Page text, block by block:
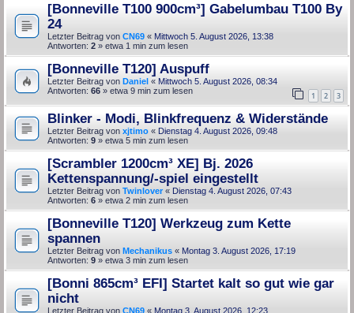
[Bonneville T100 900cm³] Gabelumbau T100 By
24
Letzter Beitrag von CN69 « Mittwoch 5. August 2026, 13:38
Antworten: 2 » etwa 1 min zum lesen
[Bonneville T120] Auspuff
Letzter Beitrag von Daniel « Mittwoch 5. August 2026, 08:34
Antworten: 66 1 2 3
» etwa 9 min zum lesen
Blinker - Modi, Blinkfrequenz & Widerstände
Letzter Beitrag von xjtimo « Dienstag 4. August 2026, 09:48
Antworten: 9 » etwa 5 min zum lesen
[Scrambler 1200cm³ XE] Bj. 2026
Kettenspannung/-spiel eingestellt
Letzter Beitrag von Twinlover« Dienstag 4. August 2026, 07:43
Antworten: 6 » etwa 2 min zum lesen
[Bonneville T120] Werkzeug zum Kette
spannen
Letzter Beitrag von Mechanikus « Montag 3. August 2026, 17:19
Antworten: 9 » etwa 3 min zum lesen
[Bonni 865cm³ EFI] Startet kalt so gut wie gar
nicht
Letzter Beitrag von CN69 « Montag 3. August 2026, 12:23